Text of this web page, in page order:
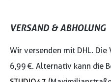
VERSAND & ABHOLUNG
Wir versenden mit DHL. Die
6,99 €. Alternativ kann die